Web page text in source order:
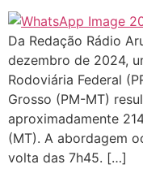
Da Redação Rádio
dezembro de 2024,
Rodoviária Federal
Grosso (PM-MT)
aproximadamente
(MT). A abordagem
volta das 7h45. […]